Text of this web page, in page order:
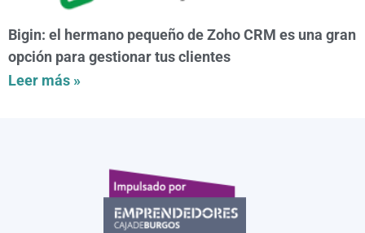
Bigin: el hermano pequeño de Zoho CRM es una gran
opción para gestionar tus clientes
Leer más »